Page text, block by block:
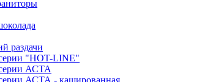
раздачи
"HOT-LINE"
АСТА
АСТА - кашированная